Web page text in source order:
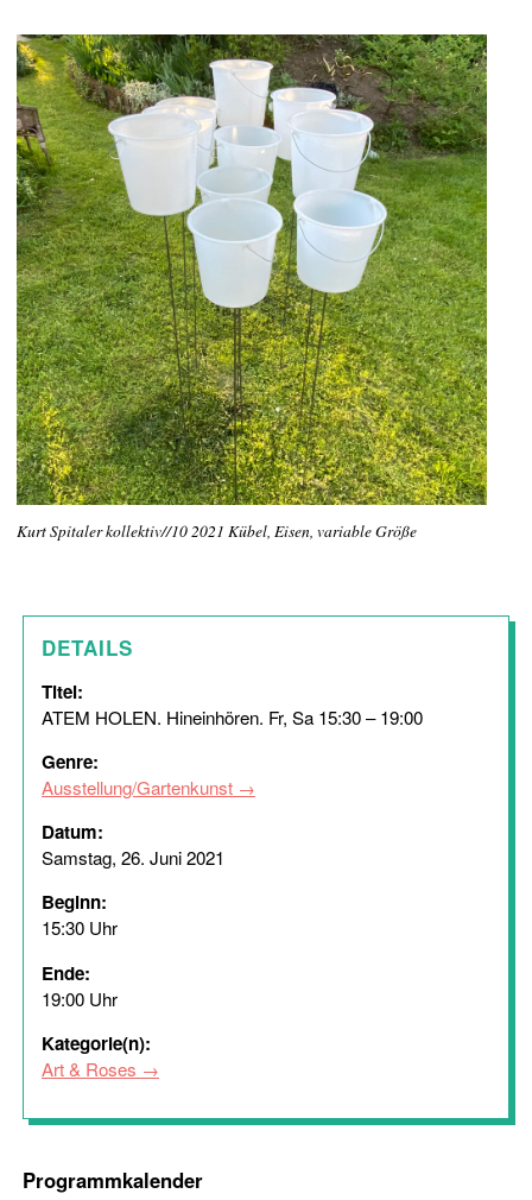
Kurt Spitaler kollektiv//10 2021 Kübel, Eisen, variable Größe
DETAILS
Titel:
ATEM HOLEN. Hineinhören. Fr, Sa 15:30 – 19:00
Genre:
Ausstellung/Gartenkunst
Datum:
Samstag, 26. Juni 2021
Beginn:
15:30 Uhr
Ende:
19:00 Uhr
Kategorie(n):
Art & Roses
Programmkalender